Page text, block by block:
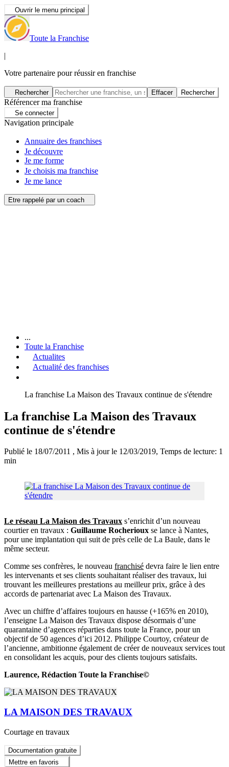
Ouvrir le menu principal
Toute la Franchise
|
Votre partenaire pour réussir en franchise
Rechercher Effacer Rechercher
Référencer ma franchise
Se connecter
Navigation principale
Annuaire des franchises
Je découvre
Je me forme
Je choisis ma franchise
Je me lance
Etre rappelé par un coach
...
Toute la Franchise
Actualites
Actualité des franchises
La franchise La Maison des Travaux continue de s'étendre
La franchise La Maison des Travaux
continue de s'étendre
Publié le 18/07/2011 , Mis à jour le 12/03/2019, Temps de lecture: 1
min
Le réseau La Maison des Travaux s’enrichit d’un nouveau
courtier en travaux : Guillaume Rocherioux se lance à Nantes,
pour une implantation qui suit de près celle de La Baule, dans le
même secteur.
Comme ses confrères, le nouveau franchisé devra faire le lien entre
les intervenants et ses clients souhaitant réaliser des travaux, lui
trouvant les meilleures prestations au meilleur prix, grâce à des
accords de partenariat avec La Maison des Travaux.
Avec un chiffre d’affaires toujours en hausse (+165% en 2010),
l’enseigne La Maison des Travaux dispose désormais d’une
quarantaine d’agences réparties dans toute la France, pour un
objectif de 50 agences d’ici 2012. Philippe Courtoy, créateur de
l’ancienne, ambitionne également de créer de nouveaux services tout
en consolidant les acquis, pour des clients toujours satisfaits.
Laurence, Rédaction Toute la Franchise©
LA MAISON DES TRAVAUX
Courtage en travaux
Documentation gratuite
Mettre en favoris